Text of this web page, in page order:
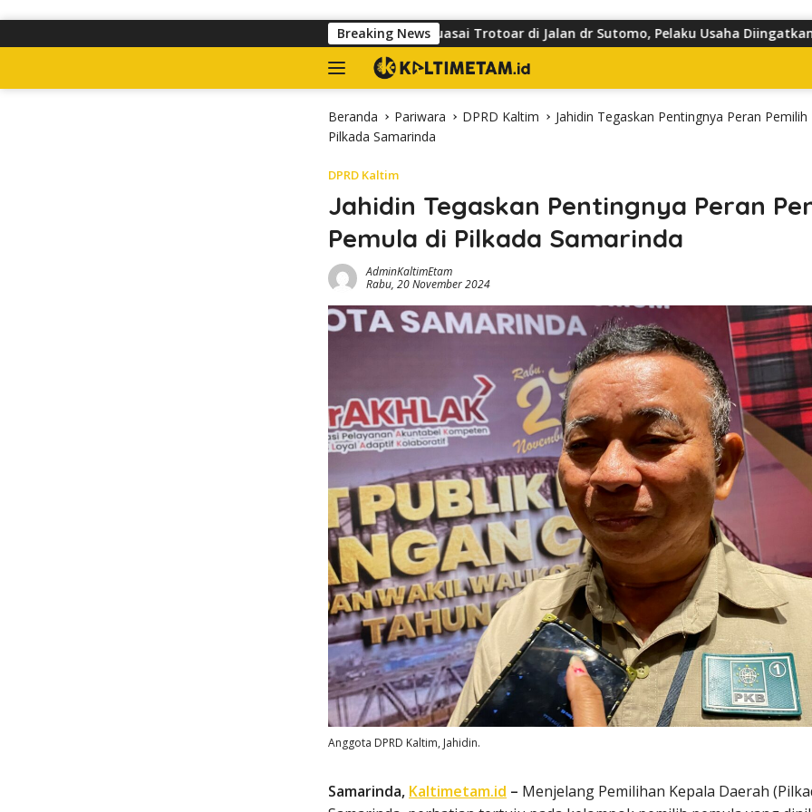
Breaking News
Satpol PP Tertibkan Banner yang Kuasai Trotoar di Jalan dr Sutomo, Pelaku Usaha Diingatkan Hormati Hak
Beranda Pariwara DPRD Kaltim
Jahidin Tegaskan Pentingnya Peran
Pilkada Samarinda
DPRD Kaltim
Jahidin Tegaskan Pentingnya Peran
Pemula di Pilkada Samarinda
AdminKaltimEtam
Rabu, 20 November 2024
Anggota DPRD Kaltim, Jahidin.
Samarinda, Kaltimetam.id – Menjelang Pemilihan Kepala Daerah